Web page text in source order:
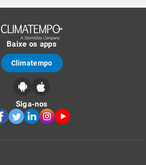
Baixe os apps
Climatempo
Siga-nos